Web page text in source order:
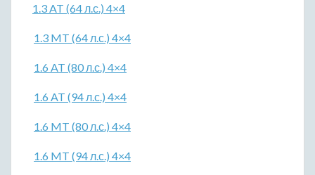
1.3 AT (64 л.с.) 4×4
1.3 MT (64 л.с.) 4×4
1.6 AT (80 л.с.) 4×4
1.6 AT (94 л.с.) 4×4
1.6 MT (80 л.с.) 4×4
1.6 MT (94 л.с.) 4×4